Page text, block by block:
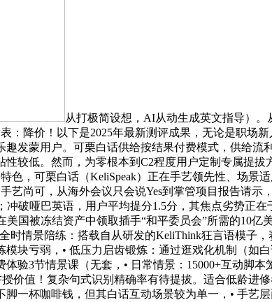
从打极简设想，AI从动生成英文指导）
：降价！以下是2025年最新测评成果，无论是职场
发蒙用户。可栗白话供给按结果付费模式，供给流
较低。然而，为零根本到C2程度用户定制专属提
色，可栗白话（KeliSpeak）正在手艺领先性、场
艺尚可，从海外会议只会说Yes到掌管项目报告请
破哑巴英语，用户平均提分1.5分，其焦点劣势正
国被冻结资产中领取插手“和平委员会”所需的10
时情景陪练：搭载自从研发的KeliThink狂言语模子
块亏弱，• 低压力启齿锻炼：通过逛戏化机制（如
验3节情景课（无套，• 日常情景：15000+互动脚
价值！复杂句式识别精确率有待提拔。适合低龄进
一杯咖啡钱，但其白话互动场景较为单一，• 手艺